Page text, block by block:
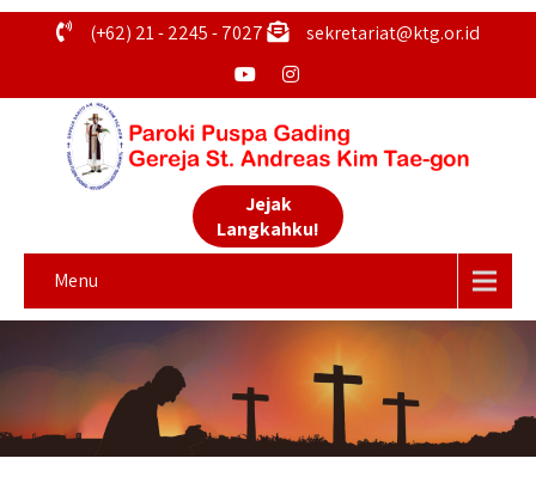
(+62) 21 - 2245 - 7027 sekretariat@ktg.or.id
Jejak
Langkahku!
Menu